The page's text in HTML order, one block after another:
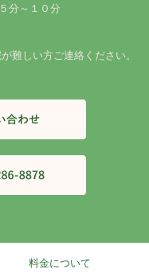
分～１０分
難しい方ご連絡ください。
料金について